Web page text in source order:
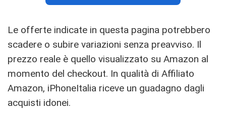
Le offerte indicate in questa pagina potrebbero
scadere o subire variazioni senza preavviso. Il
prezzo reale è quello visualizzato su Amazon al
momento del checkout. In qualità di Affiliato
Amazon, iPhoneItalia riceve un guadagno dagli
acquisti idonei.